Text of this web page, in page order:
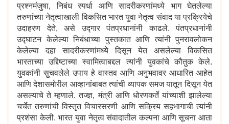
प्रश्नमंजुषा, निबंध स्पर्धा आणि सादरीकरणांमध्ये भाग घेतलेल्या
तरुणांच्या नेतृत्वाखाली विकसित भारत युवा नेतृत्व संवाद या प्रक्रियेचे
उदाहरण देते, असे उद्गार पंतप्रधानांनी काढले. पंतप्रधानांनी
उद्घाटन केलेल्या निबंधाच्या पुस्तकात आणि त्यांनी पुनरावलोकन
केलेल्या दहा सादरीकरणांमध्ये दिसून येत असलेल्या विकसित
भारताच्या उद्दिष्टाच्या स्वामित्वाबद्दल त्यांनी युवकांचे कौतुक केले.
युवकांनी सुचवलेले उपाय हे वास्तव आणि अनुभवावर आधारित आहेत
आणि देशासमोरील आव्हानांबाबत त्यांची व्यापक समज यातून दिसून येत
असल्याचे ते म्हणाले. तज्ज्ञ, मंत्री आणि धोरणकर्ते यांच्याशी झालेल्या
चर्चेत तरुणांची विस्तृत विचारसरणी आणि सक्रिय सहभागाची त्यांनी
प्रशंसा केली. भारत युवा नेतृत्व संवादातील कल्पना आणि सूचना आता